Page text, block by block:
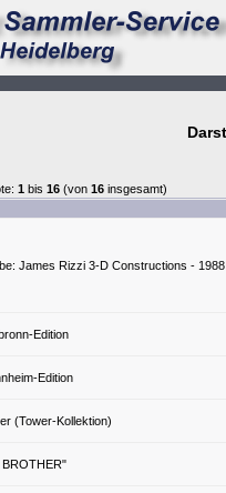
1 bis 16 (von 16 insgesamt)
James Rizzi 3-D Constructions - 1988
Edition
Edition
(Tower-Kollektion)